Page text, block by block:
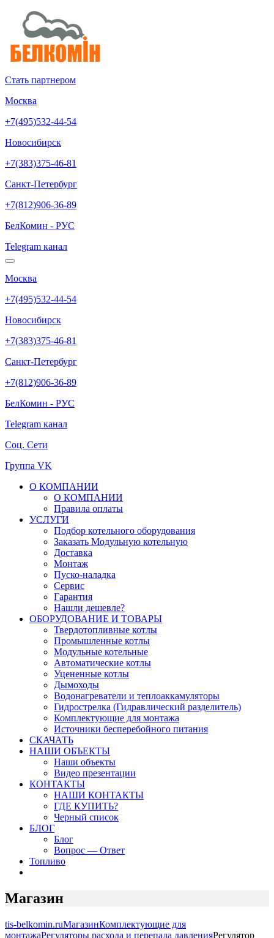
Стать партнером
Москва
+7(495)532-44-54
Новосибирск
+7(383)375-46-81
Санкт-Петербург
+7(812)906-36-89
БелКомин - РУС
Telegram канал
Москва
+7(495)532-44-54
Новосибирск
+7(383)375-46-81
Санкт-Петербург
+7(812)906-36-89
БелКомин - РУС
Telegram канал
Соц. Сети
Группа VK
О КОМПАНИИ
О КОМПАНИИ
Правила оплаты
УСЛУГИ
Подбор котельного оборудования
Заказать Модульную котельную
Доставка
Монтаж
Пуско-наладка
Сервис
Гарантия
Нашли дешевле?
ОБОРУДОВАНИЕ И ТОВАРЫ
Твердотопливные котлы
Промышленные котлы
Модульные котельные
Автоматические котлы
Уцененные котлы
Дымоходы
Водонагреватели и теплоаккамуляторы
Гидрострелка (Гидравлический разделитель)
Комплектующие для монтажа
Источники бесперебойного питания
СКАЧАТЬ
НАШИ ОБЪЕКТЫ
Наши объекты
Видео презентации
КОНТАКТЫ
НАШИ КОНТАКТЫ
ГДЕ КУПИТЬ?
Черный список
БЛОГ
Блог
Вопрос — Ответ
Топливо
Магазин
tis-belkomin.ruМагазинКомплектующие для
монтажаРегуляторы расхода и перепада давленияРегулятор